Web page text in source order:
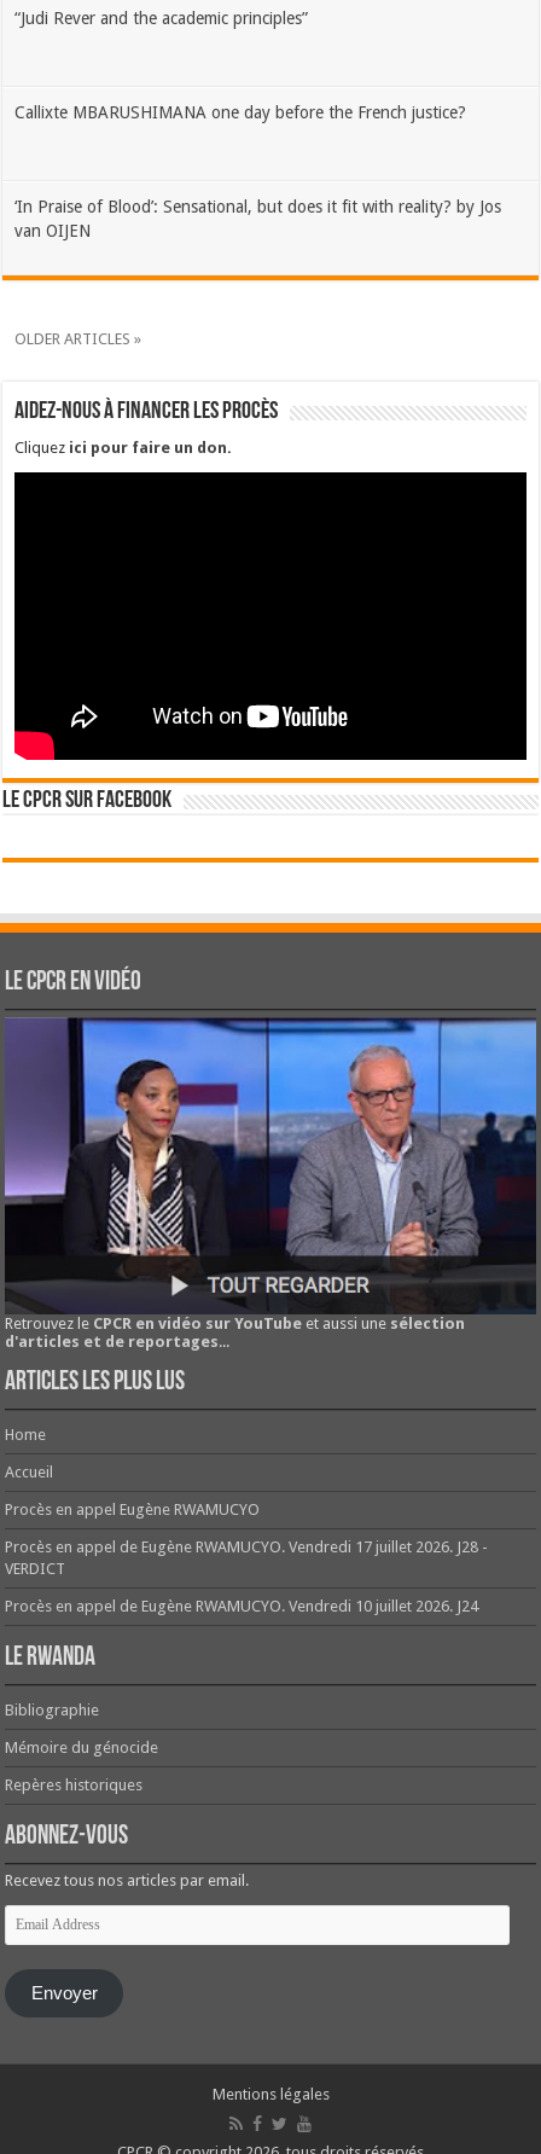
“Judi Rever and the academic principles”
Callixte MBARUSHIMANA one day before the French justice?
‘In Praise of Blood’: Sensational, but does it fit with reality? by Jos
van OIJEN
OLDER ARTICLES »
Aidez-nous à financer les procès
Cliquez ici pour faire un don.
Le CPCR sur Facebook
Le CPCR en vidéo
Retrouvez le CPCR en vidéo sur YouTube et aussi une sélection
d'articles et de reportages...
Articles les plus lus
Home
Accueil
Procès en appel Eugène RWAMUCYO
Procès en appel de Eugène RWAMUCYO. Vendredi 17 juillet 2026. J28 -
VERDICT
Procès en appel de Eugène RWAMUCYO. Vendredi 10 juillet 2026. J24
Le Rwanda
Bibliographie
Mémoire du génocide
Repères historiques
Abonnez-vous
Recevez tous nos articles par email.
Email
Address
Envoyer
Mentions légales